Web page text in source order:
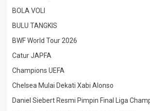
BOLA VOLI
BULU TANGKIS
BWF World Tour 2026
Catur JAPFA
Champions UEFA
Chelsea Mulai Dekati Xabi Alonso
Daniel Siebert Resmi Pimpin Final Liga